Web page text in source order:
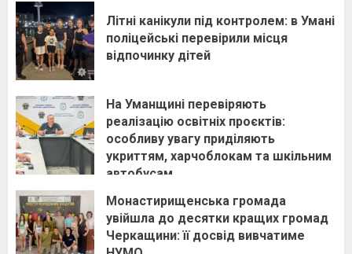
Літні канікули під контролем: в Умані
поліцейські перевірили місця
відпочинку дітей
На Уманщині перевіряють
реалізацію освітніх проєктів:
особливу увагу приділяють
укриттям, харчоблокам та шкільним
автобусам
Монастирищенська громада
увійшла до десятки кращих громад
Черкащини: її досвід вивчатиме